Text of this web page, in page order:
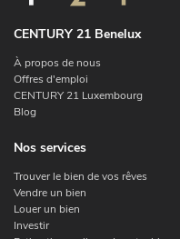
CENTURY 21 Benelux
À propos de nous
Offres d'emploi
CENTURY 21 Luxembourg
Blog
Nos services
Trouver le bien de vos rêves
Vendre un bien
Louer un bien
Investir